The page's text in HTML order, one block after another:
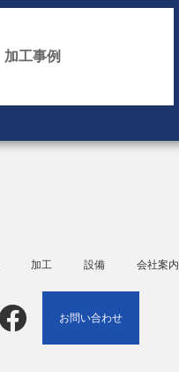
加工事例
加工 設備 会社案内
お問い合わせ